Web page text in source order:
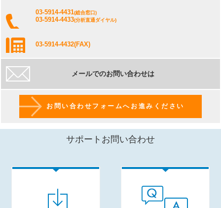
03-5914-4431(総合窓口)
03-5914-4433(分析直通ダイヤル)
03-5914-4432(FAX)
メールでのお問い合わせは
お問い合わせフォームへお進みください
サポートお問い合わせ